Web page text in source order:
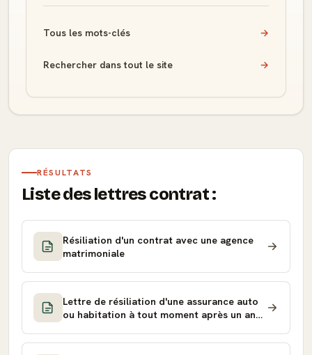
Tous les mots-clés →
Rechercher dans tout le site →
RÉSULTATS
Liste des lettres contrat :
Résiliation d'un contrat avec une agence
matrimoniale
Lettre de résiliation d'une assurance auto
ou habitation à tout moment après un an